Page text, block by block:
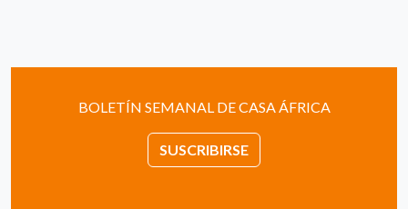
BOLETÍN SEMANAL DE CASA ÁFRICA
SUSCRIBIRSE